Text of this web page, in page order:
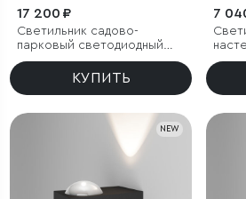
17 200 ₽
Светильник садово-
парковый светодиодный
Fjord
КУПИТЬ
7
NEW